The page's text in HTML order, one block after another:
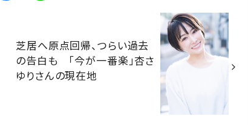
芝居へ原点回帰、つらい過去
の告白も 「今が一番楽」杏さ
ゆりさんの現在地